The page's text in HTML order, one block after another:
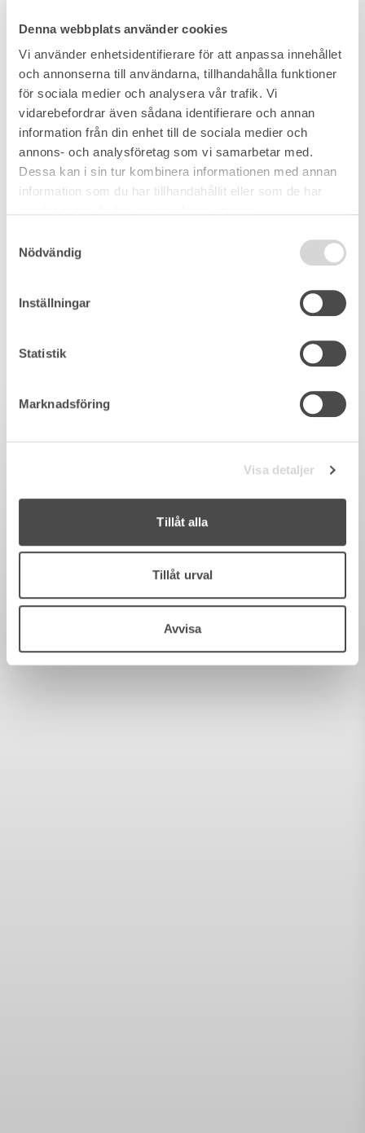
Denna webbplats använder cookies
Vi använder enhetsidentifierare för att anpassa innehållet
och annonserna till användarna, tillhandahålla funktioner
för sociala medier och analysera vår trafik. Vi
vidarebefordrar även sådana identifierare och annan
information från din enhet till de sociala medier och
annons- och analysföretag som vi samarbetar med.
Dessa kan i sin tur kombinera informationen med annan
information som du har tillhandahållit eller som de har
Nödvändig
Inställningar
Statistik
Marknadsföring
Visa detaljer
Tillåt alla
Tillåt urval
Avvisa